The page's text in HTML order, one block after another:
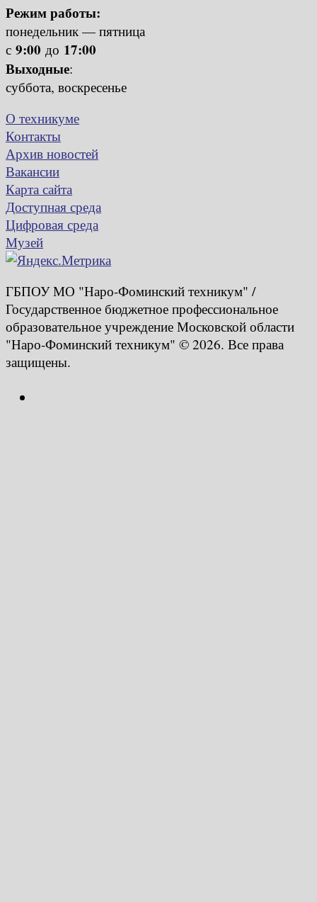
Режим работы:
понедельник — пятница
с 9:00 до 17:00
Выходные:
суббота, воскресенье
О техникуме
Контакты
Архив новостей
Вакансии
Карта сайта
Доступная среда
Цифровая среда
Музей
ГБПОУ МО "Наро-Фоминский техникум" /
Государственное бюджетное профессиональное
образовательное учреждение Московской области
"Наро-Фоминский техникум" © 2026. Все права
защищены.